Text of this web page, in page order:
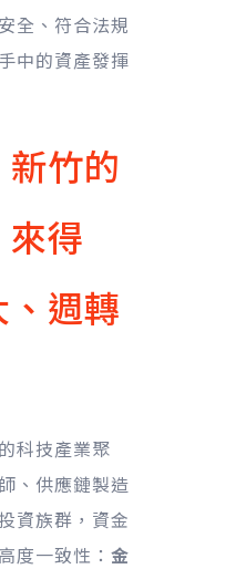
全、符合法規
中的資產發揮
竹的
得
週轉
科技產業聚
、供應鏈製造
資族群，資金
度一致性： 金